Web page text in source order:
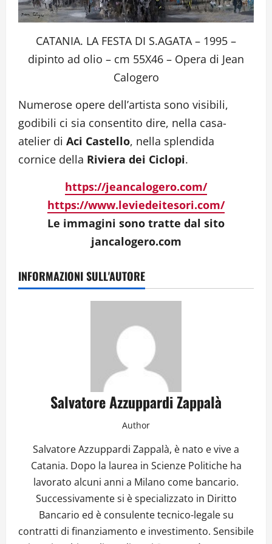
CATANIA. LA FESTA DI S.AGATA – 1995 –
dipinto ad olio – cm 55X46 – Opera di Jean
Calogero
Numerose opere dell’artista sono visibili,
godibili ci sia consentito dire, nella casa-
atelier di Aci Castello, nella splendida
cornice della Riviera dei Ciclopi.
https://jeancalogero.com/
https://www.leviedeitesori.com/
Le immagini sono tratte dal sito
jancalogero.com
INFORMAZIONI SULL'AUTORE
Salvatore Azzuppardi Zappalà
Author
Salvatore Azzuppardi Zappalà, è nato e vive a
Catania. Dopo la laurea in Scienze Politiche ha
lavorato alcuni anni a Milano come bancario.
Successivamente si è specializzato in Diritto
Bancario ed è consulente tecnico-legale su
contratti di finanziamento e investimento. Sensibile